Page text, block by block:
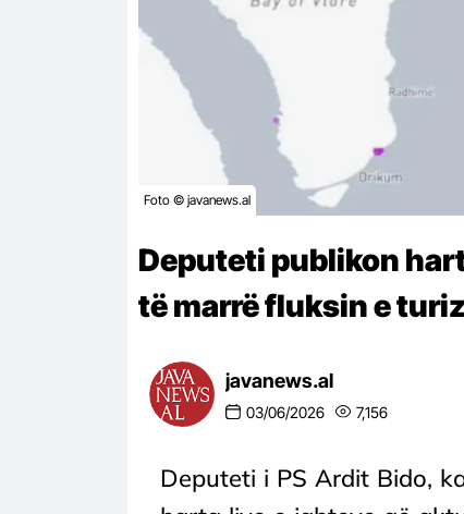
Foto © javanews.al
Deputeti publikon
të marrë fluksin e
javanews.al
03/06/2026 7,156
Deputeti i PS Ardit Bido,